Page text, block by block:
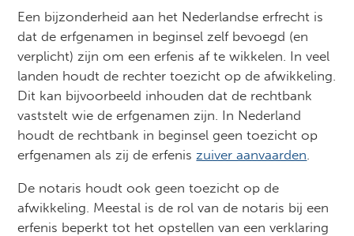
Een bijzonderheid aan het Nederlandse erfrecht is
dat de erfgenamen in beginsel zelf bevoegd (en
verplicht) zijn om een erfenis af te wikkelen. In veel
landen houdt de rechter toezicht op de afwikkeling.
Dit kan bijvoorbeeld inhouden dat de rechtbank
vaststelt wie de erfgenamen zijn. In Nederland
houdt de rechtbank in beginsel geen toezicht op
erfgenamen als zij de erfeniszuiver aanvaarden.
De notaris houdt ook geen toezicht op de
afwikkeling. Meestal is de rol van de notaris bij een
erfenis beperkt tot het opstellen van een verklaring